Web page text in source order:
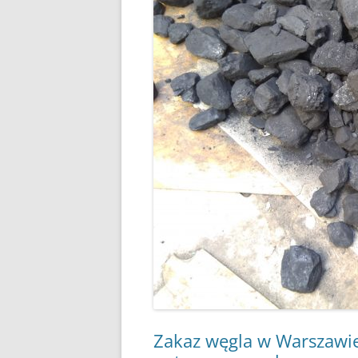
KIEDY, ZA CO, ILE TO
ZAKAZ PALENIA W
GDZIE JEST, GDZIE
ŻYĆ?
JAK PALIĆ DREWNEM
JAK PALIĆ KOKSEM
DYM I SADZA A
PODSTAWOWE
WĘGLA KAMIENNEGO
CAŁA POLSKA CZYTA
ZE ZROZUMIENIEM
ZA GAZ
CZY
Zakaz węgla w